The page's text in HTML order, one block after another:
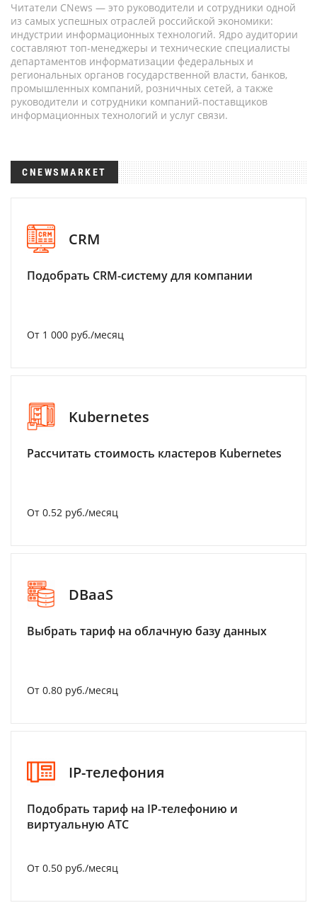
Читатели CNews — это руководители и сотрудники одной
из самых успешных отраслей российской экономики:
индустрии информационных технологий. Ядро аудитории
составляют топ-менеджеры и технические специалисты
департаментов информатизации федеральных и
региональных органов государственной власти, банков,
промышленных компаний, розничных сетей, а также
руководители и сотрудники компаний-поставщиков
информационных технологий и услуг связи.
CNEWSMARKET
CRM
Подобрать CRM-систему для компании
От 1 000 руб./месяц
Kubernetes
Рассчитать стоимость кластеров Kubernetes
От 0.52 руб./месяц
DBaaS
Выбрать тариф на облачную базу данных
От 0.80 руб./месяц
IP-телефония
Подобрать тариф на IP-телефонию и
виртуальную АТС
От 0.50 руб./месяц